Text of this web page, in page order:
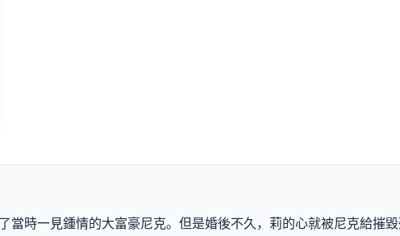
當時一見鍾情的大富豪尼克。但是婚後不久，莉的心就被尼克給摧